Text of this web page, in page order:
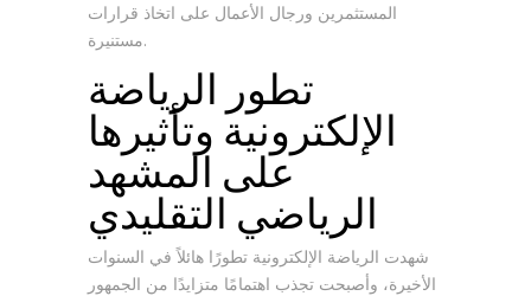
المستثمرين ورجال الأعمال على اتخاذ قرارات
مستنيرة.
تطور الرياضة
الإلكترونية وتأثيرها
على المشهد
الرياضي التقليدي
شهدت الرياضة الإلكترونية تطورًا هائلاً في السنوات
الأخيرة، وأصبحت تجذب اهتمامًا متزايدًا من الجمهور